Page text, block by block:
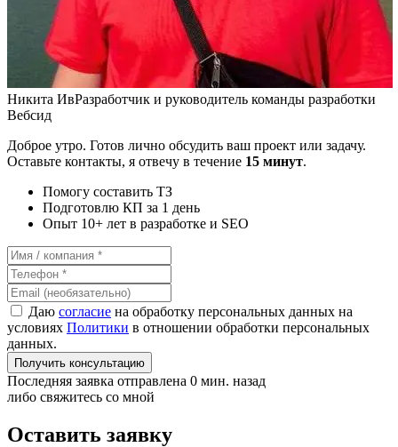
Никита ИвРазработчик и руководитель команды разработки
Вебсид
Доброе утро. Готов лично обсудить ваш проект или задачу.
Оставьте контакты, я отвечу в течение 15 минут.
Помогу составить ТЗ
Подготовлю КП за 1 день
Опыт 10+ лет в разработке и SEO
Даю согласие на обработку персональных данных на
условиях Политики в отношении обработки персональных
данных.
Получить консультацию
Последняя заявка отправлена 0 мин. назад
либо свяжитесь со мной
Оставить заявку